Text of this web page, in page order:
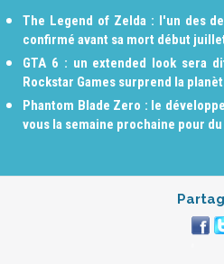
The Legend of Zelda : l'un des
confirmé avant sa mort début
GTA 6 : un extended look sera
Rockstar Games surprend la
Phantom Blade Zero : le
vous la semaine prochaine pour